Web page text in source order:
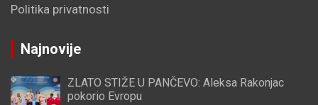
Politika privatnosti
Najnovije
ZLATO STIŽE U PANČEVO: Aleksa Rakonjac
pokorio Evropu